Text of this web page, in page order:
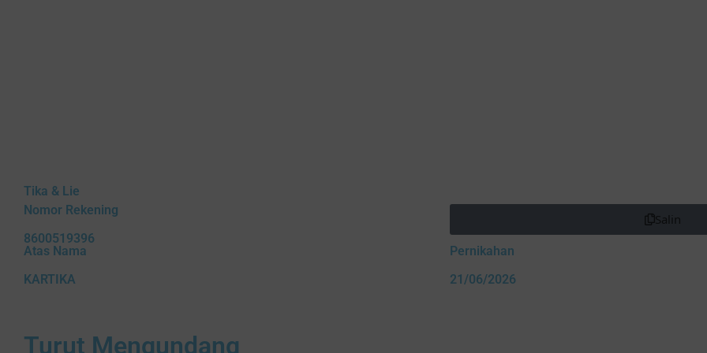
Tika & Lie
Nomor Rekening
8600519396
Salin
Atas Nama
KARTIKA
Pernikahan
21/06/2026
Turut Mengundang